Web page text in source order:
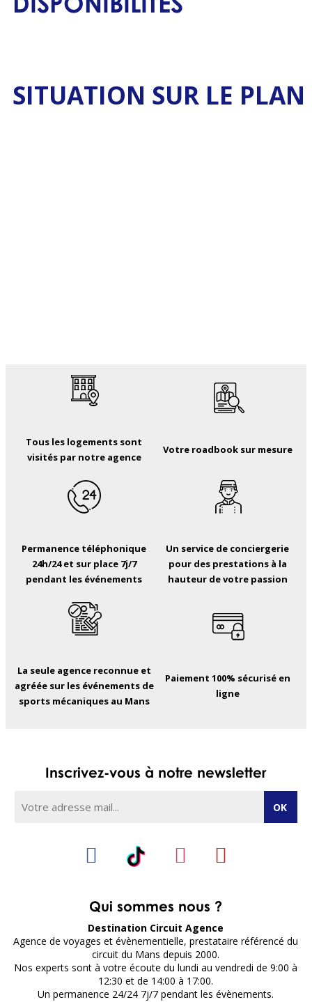
SITUATION SUR LE PLAN
Tous les logements sont
visités par notre agence
Votre roadbook sur mesure
Permanence téléphonique
24h/24 et sur place 7j/7
pendant les événements
Un service de conciergerie
pour des prestations à la
hauteur de votre passion
La seule agence reconnue et
agréée sur les événements de
sports mécaniques au Mans
Paiement 100% sécurisé en
ligne
Qui sommes nous ?
Destination Circuit Agence
Agence de voyages et évènementielle, prestataire référencé du
circuit du Mans depuis 2000.
Nos experts sont à votre écoute du lundi au vendredi de 9:00 à
12:30 et de 14:00 à 17:00.
Un permanence 24/24 7j/7 pendant les évènements.
Inscrivez-vous à notre newsletter